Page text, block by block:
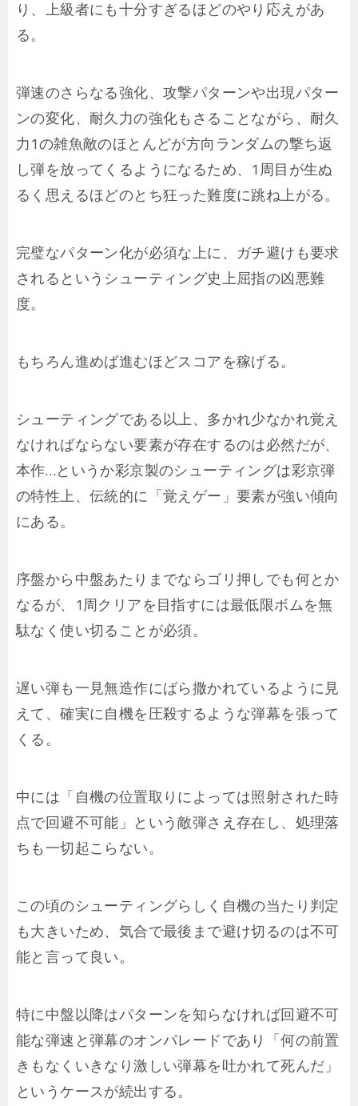
り、上級者にも十分すぎるほどのやり応えがあ
る。
弾速のさらなる強化、攻撃パターンや出現パター
ンの変化、耐久力の強化もさることながら、耐久
力1の雑魚敵のほとんどが方向ランダムの撃ち返
し弾を放ってくるようになるため、1周目が生ぬ
るく思えるほどのとち狂った難度に跳ね上がる。
完璧なパターン化が必須な上に、ガチ避けも要求
されるというシューティング史上屈指の凶悪難
度。
もちろん進めば進むほどスコアを稼げる。
シューティングである以上、多かれ少なかれ覚え
なければならない要素が存在するのは必然だが、
本作…というか彩京製のシューティングは彩京弾
の特性上、伝統的に「覚えゲー」要素が強い傾向
にある。
序盤から中盤あたりまでならゴリ押しでも何とか
なるが、1周クリアを目指すには最低限ボムを無
駄なく使い切ることが必須。
遅い弾も一見無造作にばら撒かれているように見
えて、確実に自機を圧殺するような弾幕を張って
くる。
中には「自機の位置取りによっては照射された時
点で回避不可能」という敵弾さえ存在し、処理落
ちも一切起こらない。
この頃のシューティングらしく自機の当たり判定
も大きいため、気合で最後まで避け切るのは不可
能と言って良い。
特に中盤以降はパターンを知らなければ回避不可
能な弾速と弾幕のオンパレードであり「何の前置
きもなくいきなり激しい弾幕を吐かれて死んだ」
というケースが続出する。